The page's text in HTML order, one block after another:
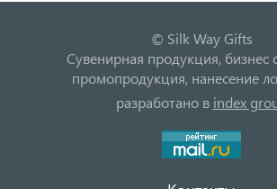
© Silk Way Gifts
Сувенирная продукция, бизнес
промопродукция, нанесение
разработано в index